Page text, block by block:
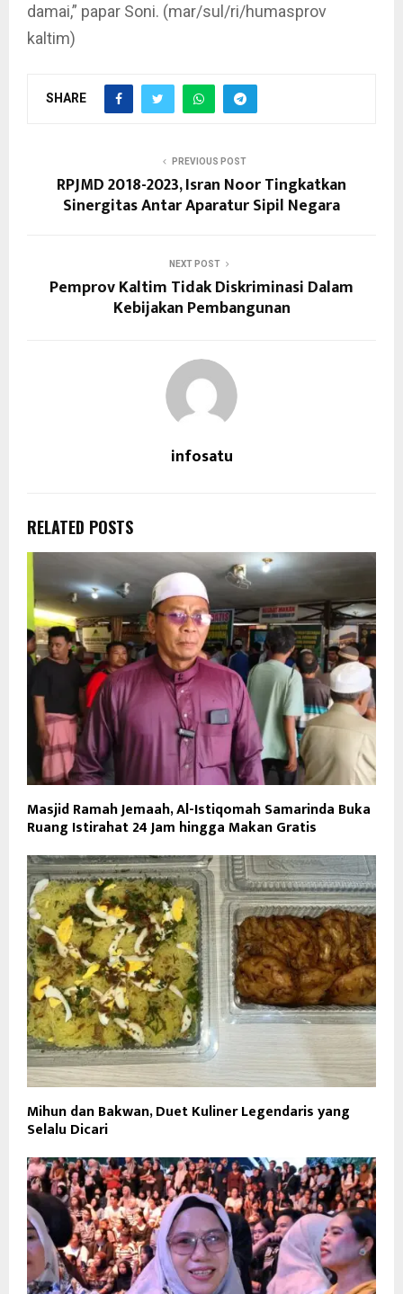
damai,” papar Soni. (mar/sul/ri/humasprov
kaltim)
SHARE
PREVIOUS POST
RPJMD 2018-2023, Isran Noor Tingkatkan
Sinergitas Antar Aparatur Sipil Negara
NEXT POST
Pemprov Kaltim Tidak Diskriminasi Dalam
Kebijakan Pembangunan
infosatu
RELATED POSTS
Masjid Ramah Jemaah, Al-Istiqomah Samarinda Buka
Ruang Istirahat 24 Jam hingga Makan Gratis
Mihun dan Bakwan, Duet Kuliner Legendaris yang
Selalu Dicari